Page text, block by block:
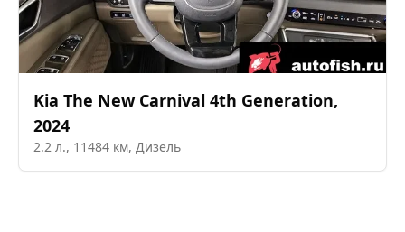
Kia The New Carnival 4th Generation,
2024
2.2 л., 11484 км, Дизель